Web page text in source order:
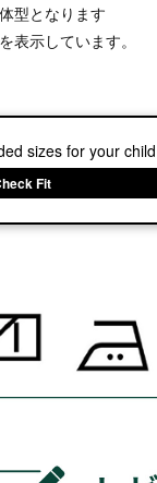
型となります
表示しています。
sizes for your child
Fit